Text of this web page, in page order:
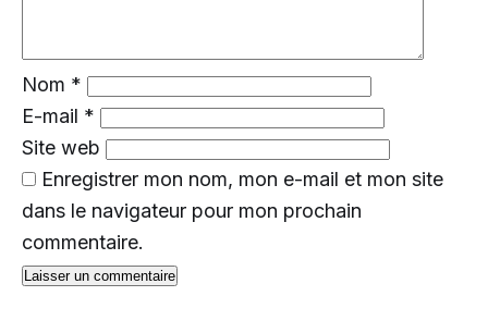
Nom *
E-mail *
Site web
Enregistrer mon nom, mon e-mail et mon site
dans le navigateur pour mon prochain
commentaire.